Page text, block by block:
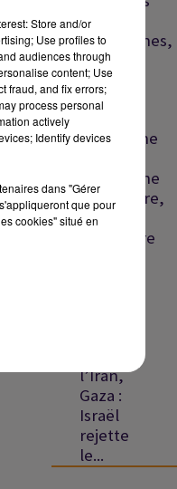
frappes
israéliennes,
détroit
d'Ormuz
vers un...
Liban : une
israélienne
meurtrière,
la crise
migratoire
l’Iran,
Gaza :
Israël
rejette
le...
Store and/or
Use profiles to
audiences through
content; Use
fraud, and fix errors;
process personal
actively
Identify devices
dans "Gérer
que pour
cookies" situé en